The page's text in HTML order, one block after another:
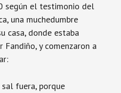
según el testimonio del
una muchedumbre
casa, donde estaba
y comenzaron a
sal fuera, porque